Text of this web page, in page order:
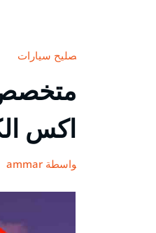
تصليح سيارات
اكس
بواسطة ammar